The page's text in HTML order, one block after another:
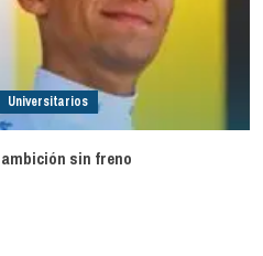
Universitarios
sin freno